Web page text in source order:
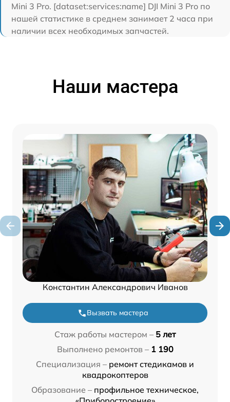
Mini 3 Pro. [dataset:services:name] DJI Mini 3 Pro по
нашей статистике в среднем занимает 2 часа при
наличии всех необходимых запчастей.
Наши мастера
Константин Александрович Иванов
Вызвать мастера
Стаж работы мастером – 5 лет
Выполнено ремонтов – 1 190
Специализация – ремонт стедикамов и
квадрокоптеров
Образование – профильное техническое,